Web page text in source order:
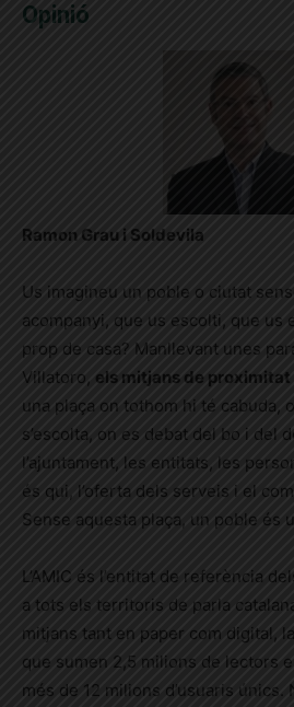
Opinió
Ramon Grau i Soldevila
Us imagineu un poble o ciutat
acompanyi, que us escolti, que us
prop de casa? Manllevant unes
Villatoro, els mitjans de proximitat
una plaça on tothom hi té cabuda,
s’escolta, on es debat del bo i del
l’ajuntament, les entitats, les
és qui, l’oferta dels serveis i el
Sense aquesta plaça, un poble és
L’AMIC és l’entitat de referència
a tots els territoris de parla
mitjans tant en paper com digital,
que sumen 2,5 milions de lectors
més de 12 milions d’usuaris únics.